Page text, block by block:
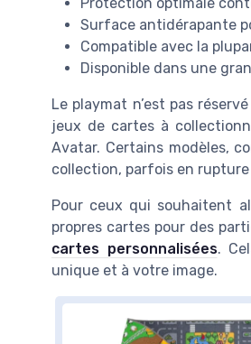
Surface antidérapante
Compatible avec la
Disponible dans une
Le playmat n’est pas
jeux de cartes à
Avatar. Certains modèles,
collection, parfois en
Pour ceux qui souhaitent
propres cartes pour des
cartes personnalisées.
unique et à votre image.